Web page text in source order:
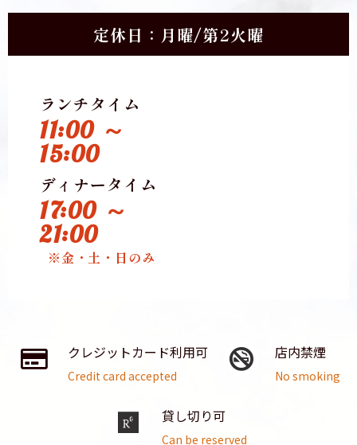
定休日：月曜/第2火曜
ランチタイム
11:00 ～
15:00
ディナータイム
17:00 ～
21:00
※金・土・日のみ
クレジットカード利用可
Credit card accepted
店内禁煙
No smoking
貸し切り可
Can be reserved